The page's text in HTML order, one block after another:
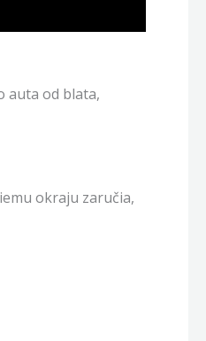
auta od blata,
okraju zaručia,